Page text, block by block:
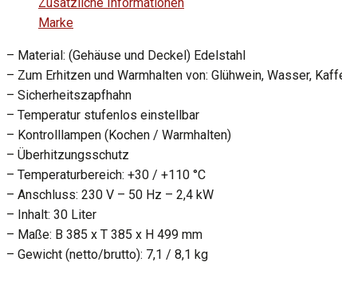
Marke
– Material: (Gehäuse und Deckel) Edelstahl
– Zum Erhitzen und Warmhalten von: Glühwein, Wasser,
– Sicherheitszapfhahn
– Temperatur stufenlos einstellbar
– Kontrolllampen (Kochen / Warmhalten)
– Überhitzungsschutz
– Temperaturbereich: +30 / +110 °C
– Anschluss: 230 V – 50 Hz – 2,4 kW
– Inhalt: 30 Liter
– Maße: B 385 x T 385 x H 499 mm
– Gewicht (netto/brutto): 7,1 / 8,1 kg